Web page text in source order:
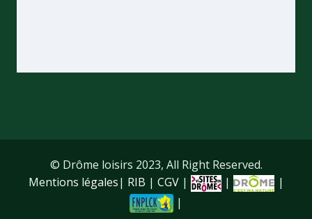
© Drôme loisirs 2023, All Right Reserved.
Mentions légales| RIB | CGV| |
|
|